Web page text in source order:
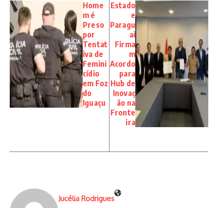
Home
m é
Preso
por
Tentat
iva de
Femini
cídio
em Foz
do
Iguaçu
Estado
e
Paragu
ai
Firma
m
Acordo
para
Hub de
Inovaç
ão na
Fronte
ira
Jucélia Rodrigues